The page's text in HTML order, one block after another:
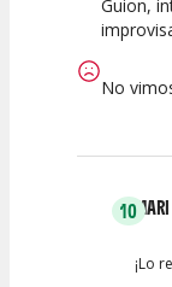
Guion,
No
10MARI
¡Lo